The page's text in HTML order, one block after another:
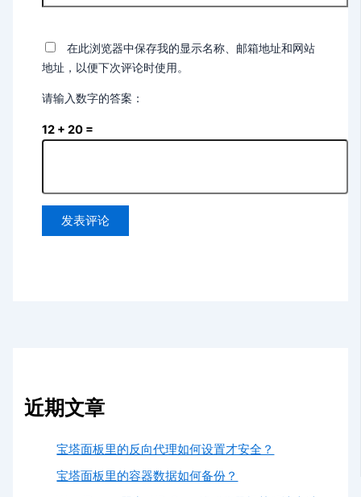
在此浏览器中保存我的显示名称、邮箱地址和网站
地址，以便下次评论时使用。
请输入数字的答案：
12 + 20 =
近期文章
宝塔面板里的反向代理如何设置才安全？
宝塔面板里的容器数据如何备份？